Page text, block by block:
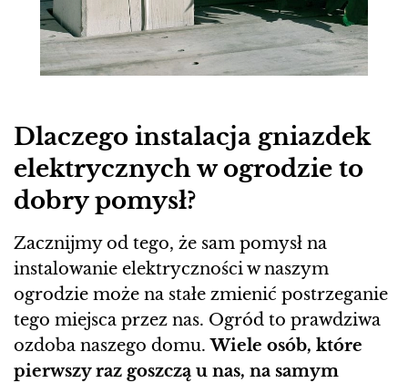
Dlaczego instalacja gniazdek
elektrycznych w ogrodzie to
dobry pomysł?
Zacznijmy od tego, że sam pomysł na
instalowanie elektryczności w naszym
ogrodzie może na stałe zmienić postrzeganie
tego miejsca przez nas. Ogród to prawdziwa
ozdoba naszego domu.Wiele osób, które
pierwszy raz goszczą u nas, na samym